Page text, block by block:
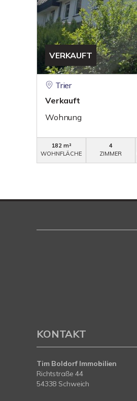
VERKAUFT
Trier
Verkauft
Wohnung
182 m²
WOHNFLÄCHE
4
ZIMMER
KONTAKT
Tim Boldorf Immobilien
Richtstraße 44
54338 Schweich